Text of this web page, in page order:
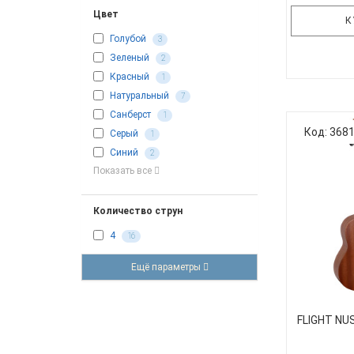
Цвет
Голубой 3
Зеленый 2
Красный 1
Натуральный 7
Санберст 1
Серый 1
Синий 2
Показать все
Количество струн
4 16
Ещё параметры
хвоста.
модели
укулеле
выполнен
Код:
FLIGHT